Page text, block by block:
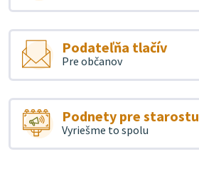
Podateľňa tlačív
Pre občanov
Podnety pre starostu
Vyriešme to spolu